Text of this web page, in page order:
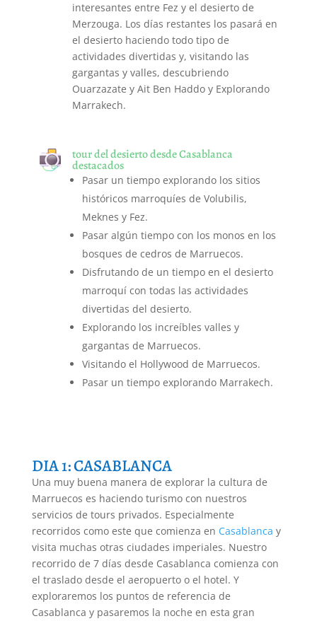
interesantes entre Fez y el desierto de
Merzouga. Los días restantes los pasará en
el desierto haciendo todo tipo de
actividades divertidas y, visitando las
gargantas y valles, descubriendo
Ouarzazate y Ait Ben Haddo y Explorando
Marrakech.
tour del desierto desde Casablanca
destacados
Pasar un tiempo explorando los sitios
históricos marroquíes de Volubilis,
Meknes y Fez.
Pasar algún tiempo con los monos en los
bosques de cedros de Marruecos.
Disfrutando de un tiempo en el desierto
marroquí con todas las actividades
divertidas del desierto.
Explorando los increíbles valles y
gargantas de Marruecos.
Visitando el Hollywood de Marruecos.
Pasar un tiempo explorando Marrakech.
DIA 1: CASABLANCA
Una muy buena manera de explorar la cultura de
Marruecos es haciendo turismo con nuestros
servicios de tours privados. Especialmente
recorridos como este que comienza en Casablanca y
visita muchas otras ciudades imperiales. Nuestro
recorrido de 7 días desde Casablanca comienza con
el traslado desde el aeropuerto o el hotel. Y
exploraremos los puntos de referencia de
Casablanca y pasaremos la noche en esta gran